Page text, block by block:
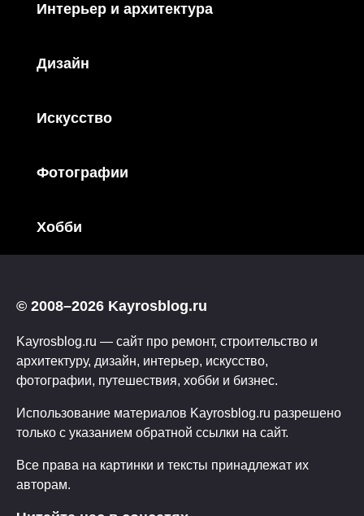
Интерьер и архитектура
Дизайн
Искусство
Фотографии
Хобби
© 2008–2026 Kayrosblog.ru
Kayrosblog.ru — сайт про ремонт, строительство и
архитектуру, дизайн, интерьер, искусство,
фотографии, путешествия, хобби и бизнес.
Использование материалов Kayrosblog.ru разрешено
только с указанием обратной ссылки на сайт.
Все права на картинки и тексты принадлежат их
авторам.